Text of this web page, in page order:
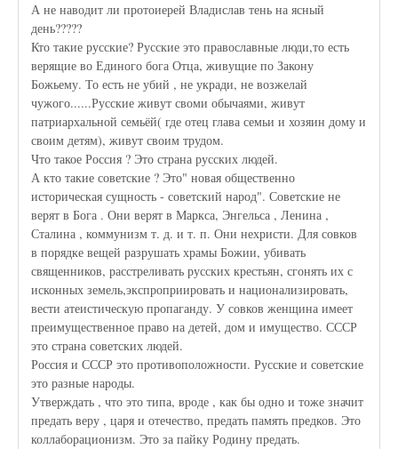
А не наводит ли протоиерей Владислав тень на ясный
день?????
Кто такие русские? Русские это православные люди,то есть
верящие во Единого бога Отца, живущие по Закону
Божьему. То есть не убий , не укради, не возжелай
чужого......Русские живут своми обычаями, живут
патриархальной семьёй( где отец глава семьи и хозяин дому и
своим детям), живут своим трудом.
Что такое Россия ? Это страна русских людей.
А кто такие советские ? Это" новая общественно
историческая сущность - советский народ". Советские не
верят в Бога . Они верят в Маркса, Энгельса , Ленина ,
Сталина , коммунизм т. д. и т. п. Они нехристи. Для совков
в порядке вещей разрушать храмы Божии, убивать
священников, расстреливать русских крестьян, сгонять их с
исконных земель,экспроприировать и национализировать,
вести атеистическую пропаганду. У совков женщина имеет
преимущественное право на детей, дом и имущество. СССР
это страна советских людей.
Россия и СССР это противоположности. Русские и советские
это разные народы.
Утверждать , что это типа, вроде , как бы одно и тоже значит
предать веру , царя и отечество, предать память предков. Это
коллаборационизм. Это за пайку Родину предать.